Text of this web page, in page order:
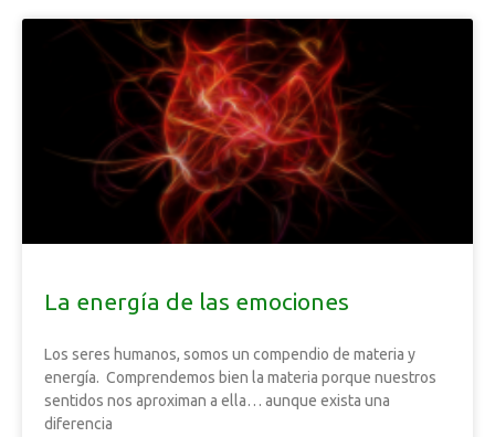
La energía de las emociones
Los seres humanos, somos un compendio de materia y
energía. Comprendemos bien la materia porque nuestros
sentidos nos aproximan a ella… aunque exista una
diferencia